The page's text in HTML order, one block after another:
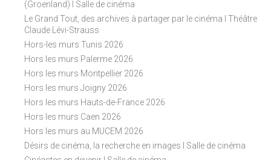
(Groenland) I Salle de cinéma
Le Grand Tout, des archives à partager par le cinéma I Théâtre
Claude Lévi-Strauss
Hors-les murs Tunis 2026
Hors les murs Palerme 2026
Hors les murs Montpellier 2026
Hors les murs Joigny 2026
Hors les murs Hauts-de-France 2026
Hors les murs Caen 2026
Hors les murs au MUCEM 2026
Désirs de cinéma, la recherche en images I Salle de cinéma